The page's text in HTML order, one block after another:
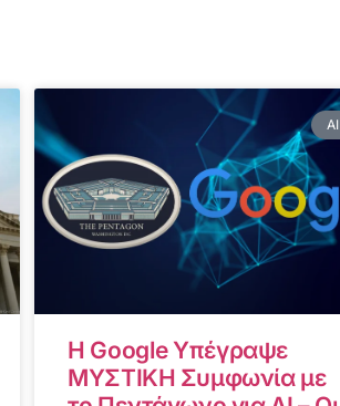
AI
Η Google Υπέγραψε
ΜΥΣΤΙΚΗ Συμφωνία με